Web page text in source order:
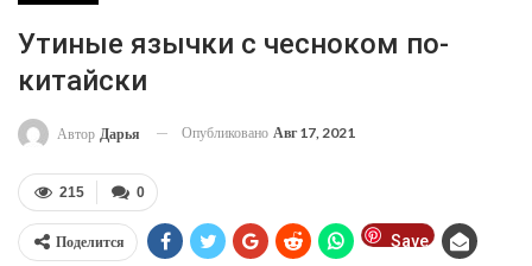
Утиные язычки с чесноком по-
китайски
Автор Дарья Опубликовано Авг 17, 2021
0
215
Поделится Save